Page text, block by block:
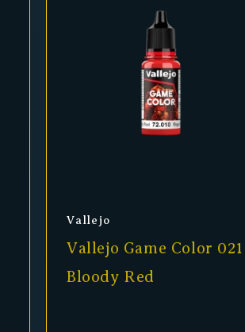
Anbieter:
Vallejo
Vallejo Game Color 021
Bloody Red